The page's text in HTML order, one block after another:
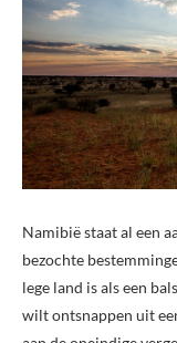
Namibië staat al een
bezochte
lege land is als een
wilt ontsnappen uit